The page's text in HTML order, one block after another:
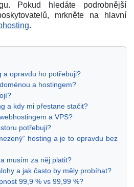
Pokud hledáte podrobnější
mrkněte na hlavní
.
a opravdu ho potřebuji?
a hostingem?
a kdy mi přestane stačit?
a VPS?
potřebuji?
hosting a je to opravdu bez
musím za něj platit?
a jak často by měly probíhat?
99,9 % vs 99,99 %?